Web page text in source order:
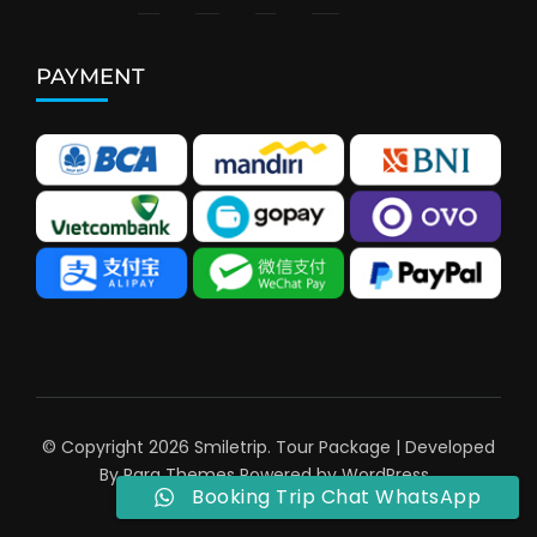
PAYMENT
© Copyright 2026 Smiletrip. Tour Package | Developed
ByRara ThemesPowered byWordPress.
Booking Trip Chat WhatsApp